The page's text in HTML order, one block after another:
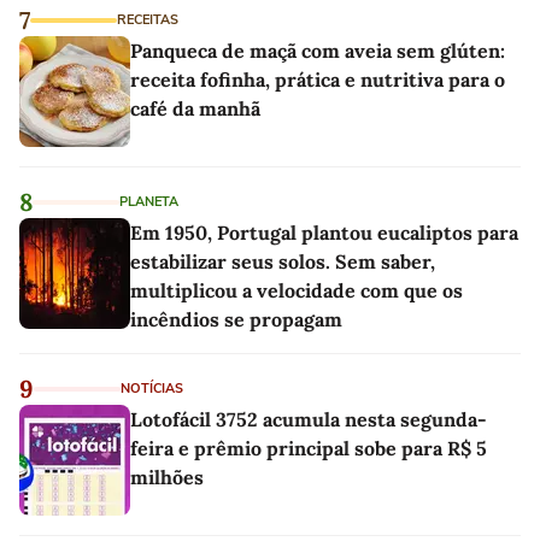
7 RECEITAS
Panqueca de maçã com aveia sem glúten:
receita fofinha, prática e nutritiva para o
café da manhã
8 PLANETA
Em 1950, Portugal plantou eucaliptos para
estabilizar seus solos. Sem saber,
multiplicou a velocidade com que os
incêndios se propagam
9 NOTÍCIAS
Lotofácil 3752 acumula nesta segunda-
feira e prêmio principal sobe para R$ 5
milhões